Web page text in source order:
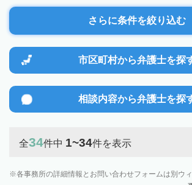
さらに条件を絞り込む
市区町村から弁護士を探
相談内容から弁護士を探
全34件中 1~34件を表示
各事務所の詳細情報とお問い合わせフォームは別ウ